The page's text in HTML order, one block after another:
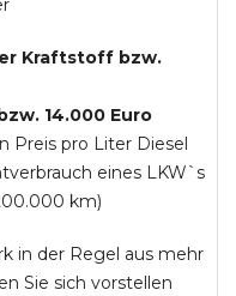
Kraftstoff bzw.
14.000 Euro
Preis pro Liter Diesel
eines LKW`s
km)
in der Regel aus mehr
Sie sich vorstellen